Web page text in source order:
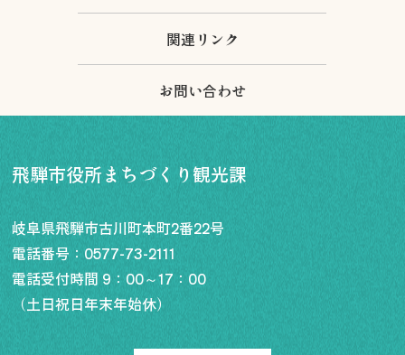
関連リンク
お問い合わせ
飛騨市役所まちづくり観光課
岐阜県飛騨市古川町本町2番22号
電話番号： 0577-73-2111
電話受付時間 9：00～17：00
（土日祝日年末年始休）